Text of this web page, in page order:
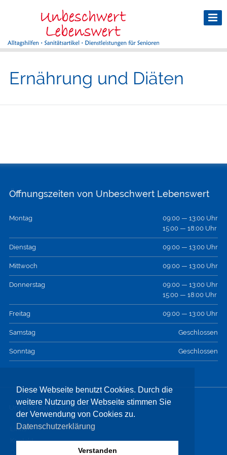
Diese Webseite benutzt Cookies. Durch die
weitere Nutzung der Webseite stimmen Sie
der Verwendung von Cookies zu.
Datenschutzerklärung
Verstanden
Ernährung und Diäten
Öffnungszeiten von Unbeschwert Lebenswert
Montag
09:00 — 13:00 Uhr
15:00 — 18:00 Uhr
Dienstag 09:00 — 13:00 Uhr
Mittwoch 09:00 — 13:00 Uhr
Donnerstag
09:00 — 13:00 Uhr
15:00 — 18:00 Uhr
Freitag 09:00 — 13:00 Uhr
Samstag Geschlossen
Sonntag Geschlossen
Unbeschwert-Lebenswert © 2026
Links
Kontakt